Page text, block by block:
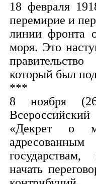
18 февраля
перемирие и
линии фронта
моря. Это
который был
***
8 ноября
«Декрет о
начать